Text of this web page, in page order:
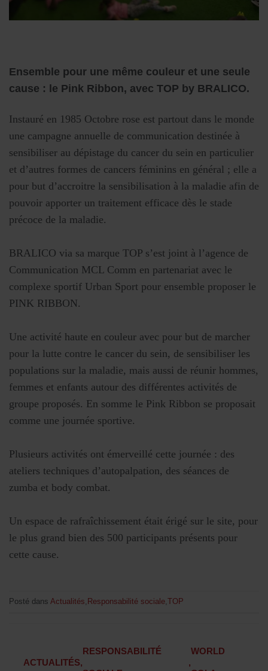
Ensemble pour une même couleur et une seule
cause : le Pink Ribbon, avec TOP by BRALICO.
Instauré en 1985 Octobre rose est partout dans le monde
une campagne annuelle de communication destinée à
sensibiliser au dépistage du cancer du sein en particulier
et d’autres formes de cancers féminins en général ; elle a
pour but d’accroitre la sensibilisation à la maladie afin de
pouvoir apporter un traitement efficace dès le stade
précoce de la maladie.
BRALICO via sa marque TOP s’est joint à l’agence de
Communication MCL Comm en partenariat avec le
complexe sportif Urban Sport pour ensemble proposer le
PINK RIBBON.
Une activité haute en couleur avec pour but de marcher
pour la lutte contre le cancer du sein, de sensibiliser les
populations sur la maladie, mais aussi de réunir hommes,
femmes et enfants autour des différentes activités de
groupe proposés. En somme le Pink Ribbon se proposait
comme une journée sportive.
Plusieurs activités ont émerveillé cette journée : des
ateliers techniques d’autopalpation, des séances de
zumba et body combat.
Un espace de rafraîchissement était érigé sur le site, pour
le plus grand bien des 500 participants présents pour
cette cause.
Posté dans Actualités Responsabilité sociale TOP
ACTUALITÉS,
RESPONSABILITÉ
,
WORLD